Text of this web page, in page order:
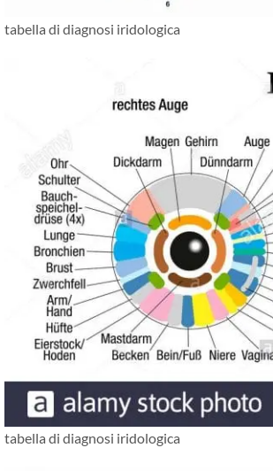
tabella di diagnosi iridologica
tabella di diagnosi iridologica